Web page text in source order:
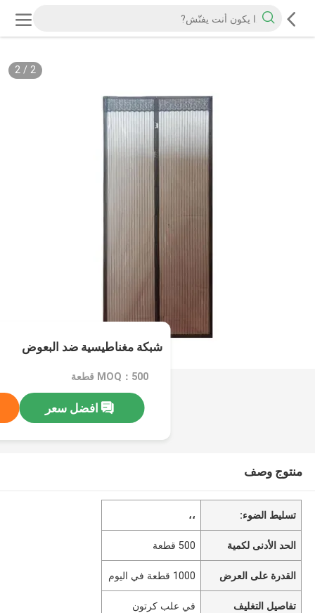
2
/
2
شبكة مغناطيسية ضد البعوض
MOQ：500 قطعة
افضل سعر
منتوج وصف
تسليط الضوء: ،،
الحد الأدنى لكمية 500 قطعة
القدرة على العرض 1000 قطعة في اليوم
تفاصيل التغليف في علب كرتون